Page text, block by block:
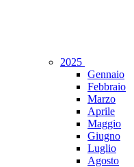
2025
Gennaio
Febbraio
Marzo
Aprile
Maggio
Giugno
Luglio
Agosto